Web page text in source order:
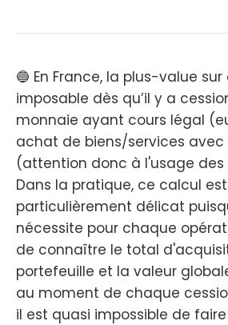
🔵 En France, la plus-value
imposable dès qu’il y a
monnaie ayant cours légal
achat de biens/services avec
(attention donc à l'usage
Dans la pratique, ce calcul est
particulièrement délicat
nécessite pour chaque
de connaître le total
portefeuille et la valeur
au moment de chaque
il est quasi impossible de